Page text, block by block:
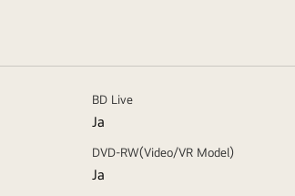
BD Live
Ja
DVD-RW(Video/VR Model)
Ja